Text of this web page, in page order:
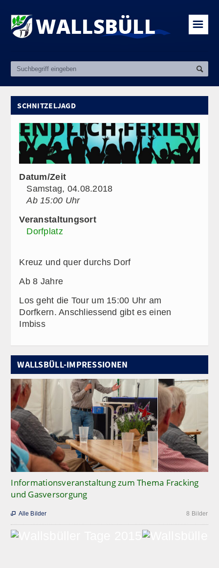
☰
SCHNITZELJAGD
Datum/Zeit
Samstag, 04.08.2018
Ab 15:00 Uhr
Veranstaltungsort
Dorfplatz
Kreuz und quer durchs Dorf
Ab 8 Jahre
Los geht die Tour um 15:00 Uhr am
Dorfkern. Anschliessend gibt es einen
Imbiss
WALLSBÜLL-IMPRESSIONEN
Informationsveranstaltung zum Thema Fracking
und Gasversorgung
8 Bilder
 Alle Bilder